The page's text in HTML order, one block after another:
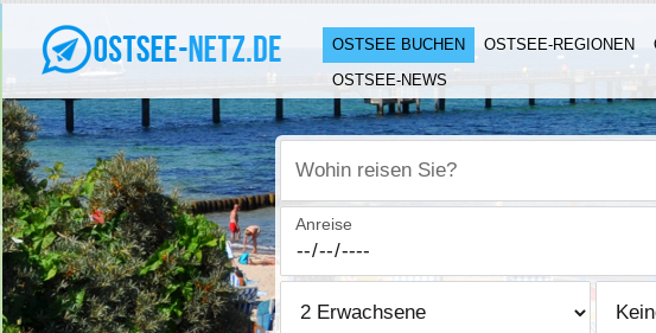
OSTSEE BUCHEN OSTSEE-REGIONEN
OSTSEE-NEWS
Wohin reisen Sie?
Anreise